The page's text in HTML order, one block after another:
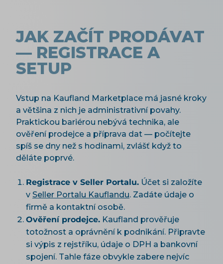
JAK ZAČÍT PRODÁVAT
— REGISTRACE A
SETUP
Vstup na Kaufland Marketplace má jasné kroky
a většina z nich je administrativní povahy.
Praktickou bariérou nebývá technika, ale
ověření prodejce a příprava dat — počítejte
spíš se dny než s hodinami, zvlášť když to
děláte poprvé.
Registrace v Seller Portalu. Účet si založíte
v Seller Portalu Kauflandu. Zadáte údaje o
firmě a kontaktní osobě.
Ověření prodejce. Kaufland prověřuje
totožnost a oprávnění k podnikání. Připravte
si výpis z rejstříku, údaje o DPH a bankovní
spojení. Tahle fáze obvykle zabere nejvíc